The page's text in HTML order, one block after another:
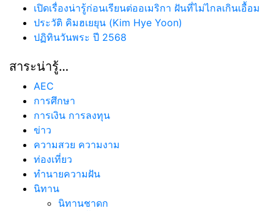
เปิดเรื่องน่ารู้ก่อนเรียนต่ออเมริกา ฝันที่ไม่ไกลเกินเอื้อม
ประวัติ คิมฮเยยุน (Kim Hye Yoon)
ปฏิทินวันพระ ปี 2568
สาระน่ารู้…
AEC
การศึกษา
การเงิน การลงทุน
ข่าว
ความสวย ความงาม
ท่องเที่ยว
ทํานายความฝัน
นิทาน
นิทานชาดก